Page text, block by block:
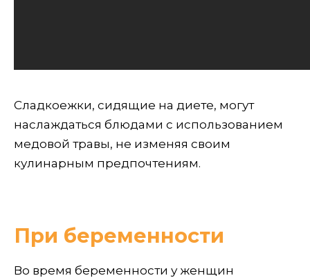
Сладкоежки, сидящие на диете, могут
наслаждаться блюдами с использованием
медовой травы, не изменяя своим
кулинарным предпочтениям.
При беременности
Во время беременности у женщин